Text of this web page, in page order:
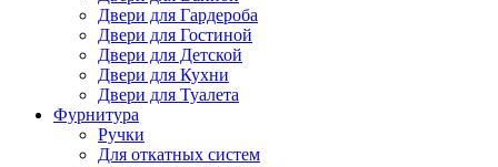
Двери для Гардероба
Двери для Гостиной
Двери для Детской
Двери для Кухни
Двери для Туалета
Фурнитура
Ручки
Для откатных систем